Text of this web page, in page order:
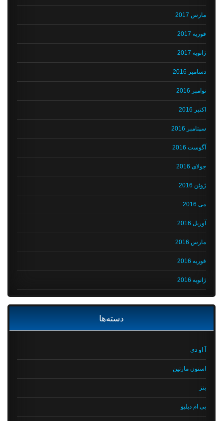
مارس 2017
فوریه 2017
ژانویه 2017
دسامبر 2016
نوامبر 2016
اکتبر 2016
سپتامبر 2016
آگوست 2016
جولای 2016
ژوئن 2016
می 2016
آوریل 2016
مارس 2016
فوریه 2016
ژانویه 2016
دسته‌ها
آ او دی
استون مارتین
بی ام دبلیو